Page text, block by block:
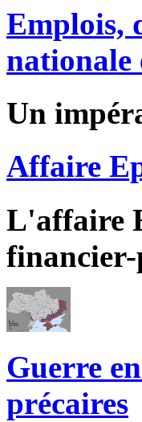
Emplois,
nationale
Un
Affaire
L'affaire
Guerre
précaires